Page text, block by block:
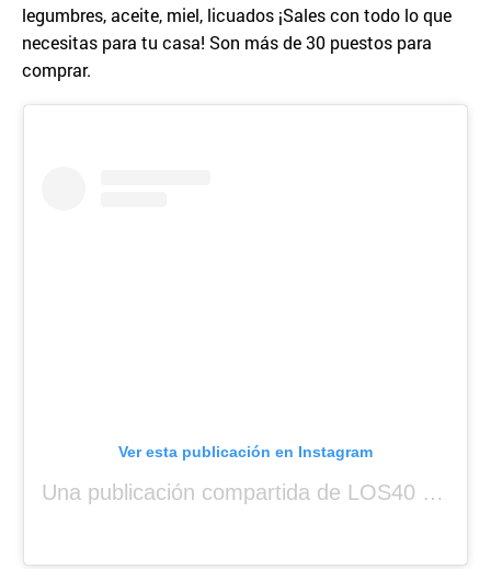
legumbres, aceite, miel, licuados ¡Sales con todo lo que
necesitas para tu casa! Son más de 30 puestos para
comprar.
Ver esta publicación en Instagram
Una publicación compartida de LOS40 Panamá 🇵🇦 🎙️🎶 (@los40panama)